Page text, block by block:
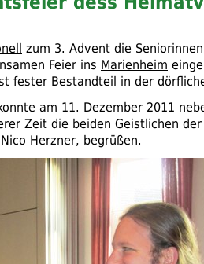
zum 3. Advent die
Feier ins Marienheim
fester Bestandteil in der
am 11. Dezember 2011
Zeit die beiden Geistlichen der
Herzner, begrüßen.